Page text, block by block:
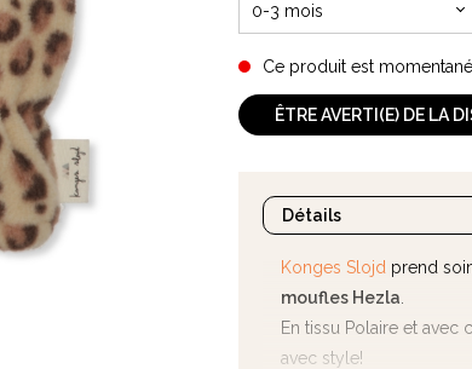
0-3 mois
Ce produit est
ÊTRE AVERTI(E) DE LA
Détails
Konges Slojd prend
moufles Hezla
En tissu Polaire et avec
avec style!